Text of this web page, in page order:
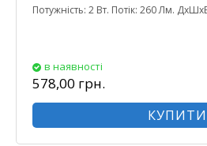
Потужність: 2 Вт. Потік: 260 Лм.
в наявності
578,00 грн.
КУПИТИ